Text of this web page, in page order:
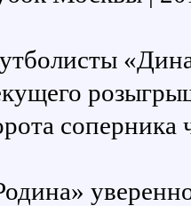
соперника